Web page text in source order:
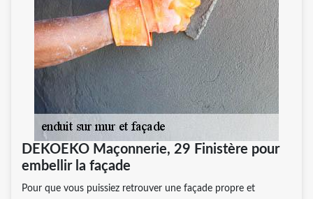
DEKOEKO Maçonnerie, 29 Finistère pour
embellir la façade
Pour que vous puissiez retrouver une façade propre et